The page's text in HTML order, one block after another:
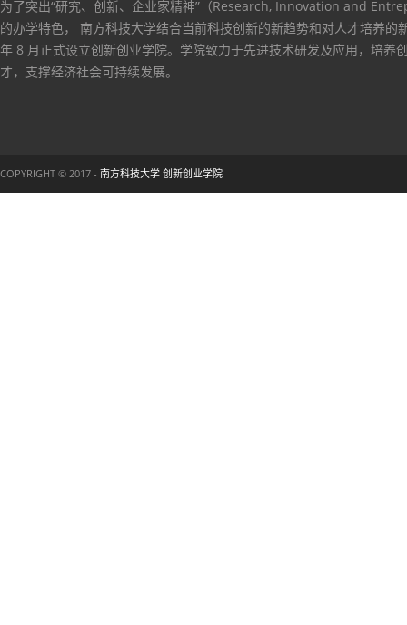
为了突出“研究、创新、企业家精神”（Research, Innovation and
的办学特色， 南方科技大学结合当前科技创新的新趋势和对人才培养的
年 8 月正式设立创新创业学院。学院致力于先进技术研发及应用，培养
才，支撑经济社会可持续发展。
COPYRIGHT © 2017 - 南方科技大学 创新创业学院